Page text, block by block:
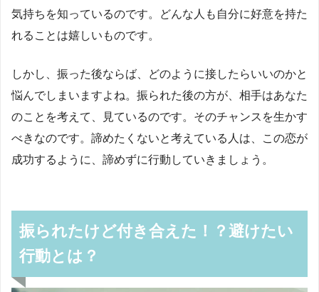
気持ちを知っているのです。どんな人も自分に好意を持た
れることは嬉しいものです。
しかし、振った後ならば、どのように接したらいいのかと
悩んでしまいますよね。振られた後の方が、相手はあなた
のことを考えて、見ているのです。そのチャンスを生かす
べきなのです。諦めたくないと考えている人は、この恋が
成功するように、諦めずに行動していきましょう。
振られたけど付き合えた！？避けたい
行動とは？